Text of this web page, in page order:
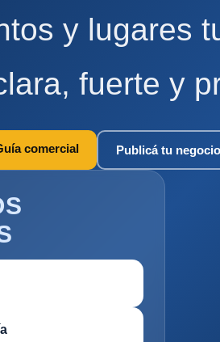
y lugares
fuerte y
comercial Publicá tu negocio